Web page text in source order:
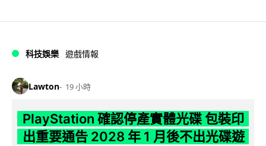
科技娛樂 遊戲情報
Lawton 19 小時
PlayStation 確認停產實體光碟 包裝印
出重要通告 2028 年 1 月後不出光碟遊